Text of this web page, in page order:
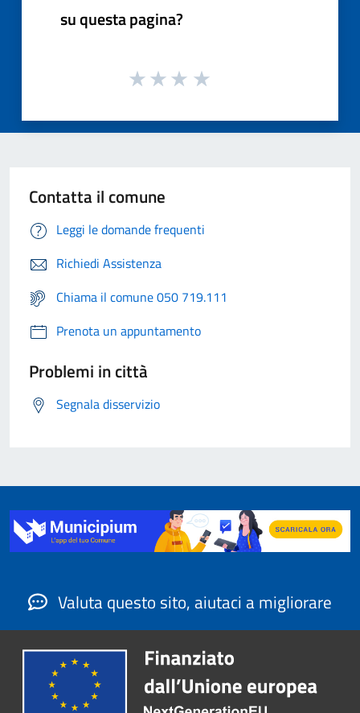
su questa pagina?
Contatta il comune
Leggi le domande frequenti
Richiedi Assistenza
Chiama il comune 050 719.111
Prenota un appuntamento
Problemi in città
Segnala disservizio
Valuta questo sito, aiutaci a migliorare